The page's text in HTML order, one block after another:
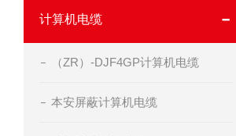
计算机电缆
（ZR）-DJF4GP计算机电缆
本安屏蔽计算机电缆